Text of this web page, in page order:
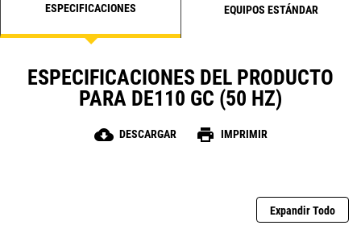
ESPECIFICACIONES EQUIPOS ESTÁNDAR
ESPECIFICACIONES DEL PRODUCTO
PARA DE110 GC (50 HZ)
cloud_download DESCARGAR print IMPRIMIR
Expandir Todo